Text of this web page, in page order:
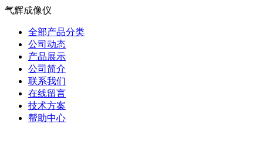
气辉成像仪
全部产品分类
公司动态
产品展示
公司简介
联系我们
在线留言
技术方案
帮助中心